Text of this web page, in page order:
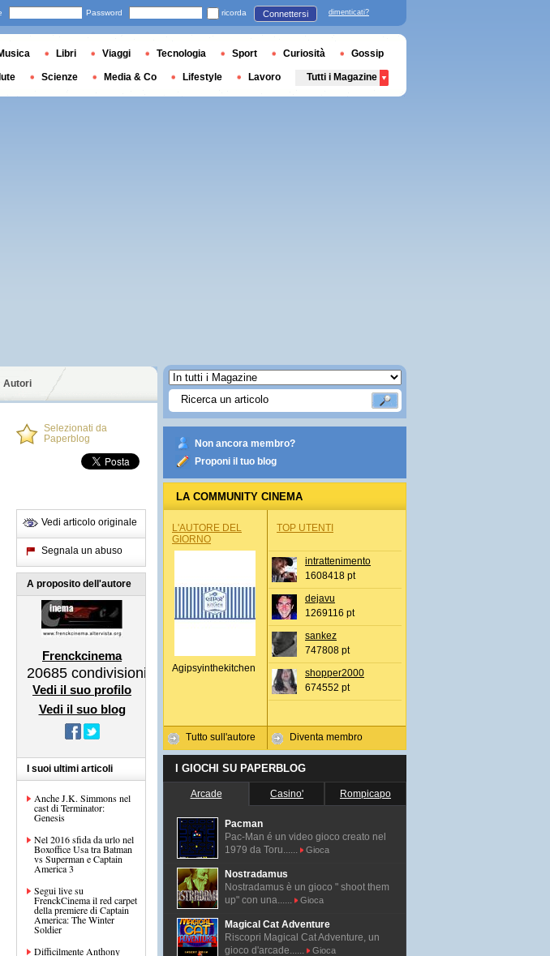
Autori
Selezionati da
Paperblog
Vedi articolo originale
Segnala un abuso
A proposito dell'autore
Frenckcinema
20685 condivisioni
Vedi il suo profilo
Vedi il suo blog
I suoi ultimi articoli
Anche J.K. Simmons nel
cast di Terminator:
Genesis
Nel 2016 sfida da urlo nel
Boxoffice Usa tra Batman
vs Superman e Captain
America 3
Segui live su
FrenckCinema il red carpet
della premiere di Captain
America: The Winter
Soldier
Difficilmente Anthony
Non ancora membro?
Proponi il tuo blog
LA COMMUNITY CINEMA
L'AUTORE DEL
GIORNO
Agipsyinthekitchen
Tutto sull'autore
TOP UTENTI
intrattenimento
1608418 pt
dejavu
1269116 pt
sankez
747808 pt
shopper2000
674552 pt
Diventa membro
I GIOCHI SU PAPERBLOG
Arcade Casino' Rompicapo
Pacman
Pac-Man é un video gioco creato nel
1979 da Toru......
Gioca
Nostradamus
Nostradamus è un gioco " shoot them
up" con una......
Gioca
Magical Cat Adventure
Riscopri Magical Cat Adventure, un
gioco d'arcade......
Gioca
Password ricorda Connettersi dimenticati?
Libri Viaggi Tecnologia Sport Curiosità Gossip
Scienze Media & Co Lifestyle Lavoro Tutti i Magazine